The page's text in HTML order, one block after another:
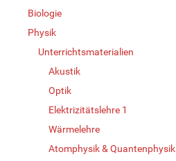
Biologie
Physik
Unterrichtsmaterialien
Akustik
Optik
Elektrizitätslehre 1
Wärmelehre
Atomphysik & Quantenphysik